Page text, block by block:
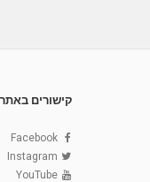
קישורים
Facebook
Instagram
YouTube